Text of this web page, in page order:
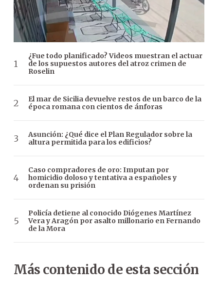
¿Fue todo planificado? Videos muestran el actuar
de los supuestos autores del atroz crimen de
Roselin
El mar de Sicilia devuelve restos de un barco de la
época romana con cientos de ánforas
Asunción: ¿Qué dice el Plan Regulador sobre la
altura permitida para los edificios?
Caso compradores de oro: Imputan por
homicidio doloso y tentativa a españoles y
ordenan su prisión
Policía detiene al conocido Diógenes Martínez
Vera y Aragón por asalto millonario en Fernando
de la Mora
Más contenido de esta sección